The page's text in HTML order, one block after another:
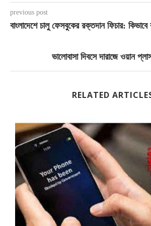
previous post
বাংলাদেশে চালু ফেসবুকের রক্তদান ফিচার:
ভালোবাসা দিবসে দারাজে ওয়ান
RELATED